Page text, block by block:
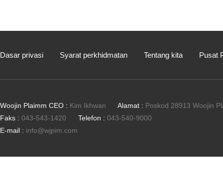
Dasar privasi Syarat perkhidmatan Tentang kita Pusat
Woojin Plaimm CEO : Kim Ikhwan Alamat : Poskod 28913 Woojin
Faks : 043-543-1420 Telefon : 043-540-9000
E-mail : info@wjpim.com